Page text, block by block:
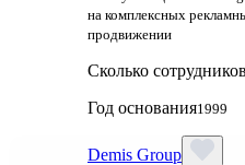
на комплексных
продвижении
Сколько сотрудников
Год основания1999
Demis Group